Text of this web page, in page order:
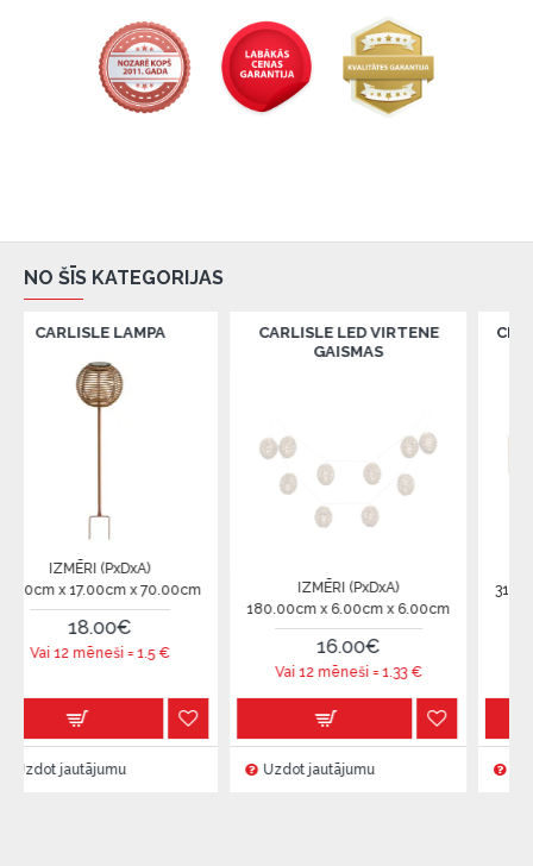
NO ŠĪS KATEGORIJAS
LAMPA
(PxDxA)
x 70.00cm
= 1.5 €
CARLISLE LED VIRTENE
IZMĒRI (PxDxA)
180.00cm x 6.00cm x 6.00cm
Vai 12 mēneši = 1.33€
Uzdot jautājumu
CEPURU
31.00cm x
Uzdot